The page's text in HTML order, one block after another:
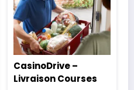
CasinoDrive –
Livraison Courses